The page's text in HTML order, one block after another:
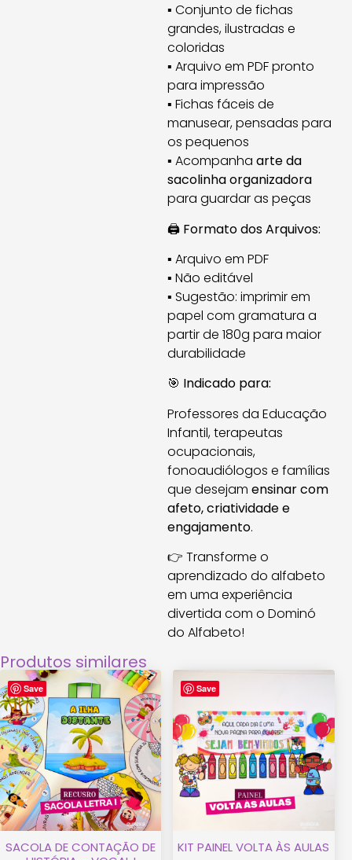
▪ Conjunto de fichas
grandes, ilustradas e
coloridas
▪ Arquivo em PDF pronto
para impressão
▪ Fichas fáceis de
manusear, pensadas para
os pequenos
▪ Acompanha arte da
sacolinha organizadora
para guardar as peças
🖨️ Formato dos Arquivos:
▪ Arquivo em PDF
▪ Não editável
▪ Sugestão: imprimir em
papel com gramatura a
partir de 180g para maior
durabilidade
🎯 Indicado para:
Professores da Educação
Infantil, terapeutas
ocupacionais,
fonoaudiólogos e famílias
que desejam ensinar com
afeto, criatividade e
engajamento.
👉 Transforme o
aprendizado do alfabeto
em uma experiência
divertida com o Dominó
do Alfabeto!
Produtos similares
Save
SACOLA DE CONTAÇÃO DE
Save
KIT PAINEL VOLTA ÀS AULAS